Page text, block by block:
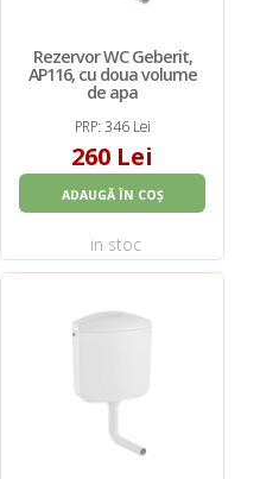
Rezervor WC Geberit,
AP116, cu doua volume
de apa
PRP: 346 Lei
260 Lei
ADAUGĂ ÎN COȘ
in stoc